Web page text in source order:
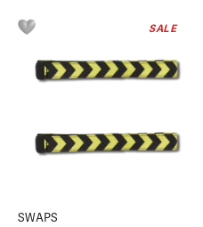
SALE
SWAPS